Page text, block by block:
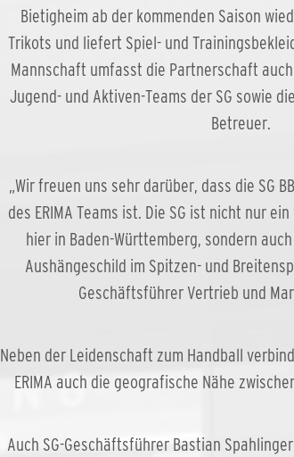
Bietigheim ab der kommenden Saison
Trikots und liefert Spiel- und
Mannschaft umfasst die Partnerschaft
Jugend- und Aktiven-Teams der SG sowie
Betreuer.
„Wir freuen uns sehr darüber, dass die SG
des ERIMA Teams ist. Die SG ist nicht nur
hier in Baden-Württemberg, sondern
Aushängeschild im Spitzen- und
Geschäftsführer Vertrieb und
Neben der Leidenschaft zum Handball
ERIMA auch die geografische Nähe
Auch SG-Geschäftsführer Bastian